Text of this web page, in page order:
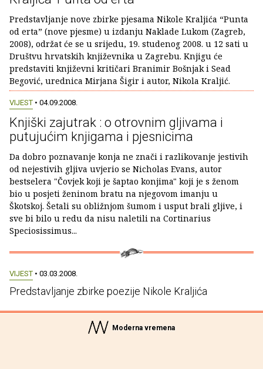
Predstavljanje nove zbirke pjesama Nikole Kraljića “Punta
od erta” (nove pjesme) u izdanju Naklade Lukom (Zagreb,
2008), održat će se u srijedu, 19. studenog 2008. u 12 sati u
Društvu hrvatskih književnika u Zagrebu. Knjigu će
predstaviti književni kritičari Branimir Bošnjak i Sead
Begović, urednica Mirjana Šigir i autor, Nikola Kraljić.
VIJEST • 04.09.2008.
Knjiški zajutrak : o otrovnim gljivama i
putujućim knjigama i pjesnicima
Da dobro poznavanje konja ne znači i razlikovanje jestivih
od nejestivih gljiva uvjerio se Nicholas Evans, autor
bestselera "Čovjek koji je šaptao konjima" koji je s ženom
bio u posjeti ženinom bratu na njegovom imanju u
Škotskoj. Šetali su obližnjom šumom i usput brali gljive, i
sve bi bilo u redu da nisu naletili na Cortinarius
Speciosissimus...
VIJEST • 03.03.2008.
Predstavljanje zbirke poezije Nikole Kraljića
Moderna vremena